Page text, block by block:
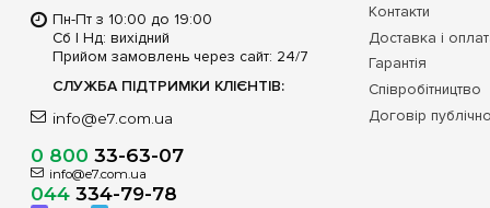
Пн-Пт з 10:00 до 19:00
Сб | Нд: вихідний
Прийом замовлень через сайт: 24/7
СЛУЖБА ПІДТРИМКИ КЛІЄНТІВ:
info@e7.com.ua
0 800 33-63-07
info@e7.com.ua
044334-79-78
Контакти
Доставка і
Гарантія
Співробітництво
Договір